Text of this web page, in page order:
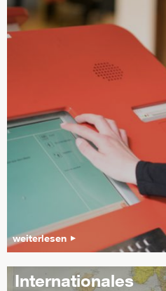
weiterlesen
Internationales